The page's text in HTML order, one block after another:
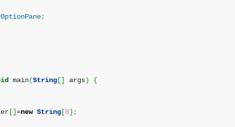
;
main(String [] args) {
[]=new String [8] ;